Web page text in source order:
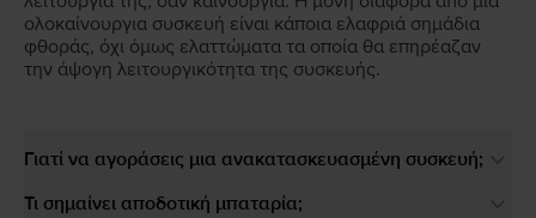
ολοκαίνουργια συσκευή είναι κάποια ελαφριά σημάδια
φθοράς, όχι όμως ελαττώματα τα οποία θα επηρέαζαν
την άψογη λειτουργικότητα της συσκευής.
Γιατί να αγοράσεις μια ανακατασκευασμένη συσκευή;
Τι σημαίνει αποδοτική μπαταρία;